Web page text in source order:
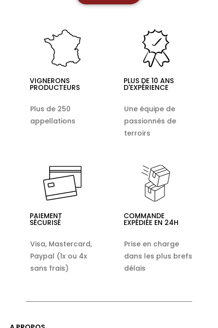
VIGNERONS
PRODUCTEURS
Plus de 250
appellations
PLUS DE 10 ANS
D'EXPÉRIENCE
Une équipe de
passionnés de
terroirs
PAIEMENT
SÉCURISÉ
Visa, Mastercard,
Paypal (1x ou 4x
sans frais)
COMMANDE
EXPÉDIÉE EN 24H
Prise en charge
dans les plus brefs
délais